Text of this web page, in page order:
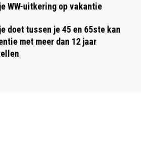
WW-uitkering op vakantie
doet tussen je 45 en 65ste kan
met meer dan 12 jaar